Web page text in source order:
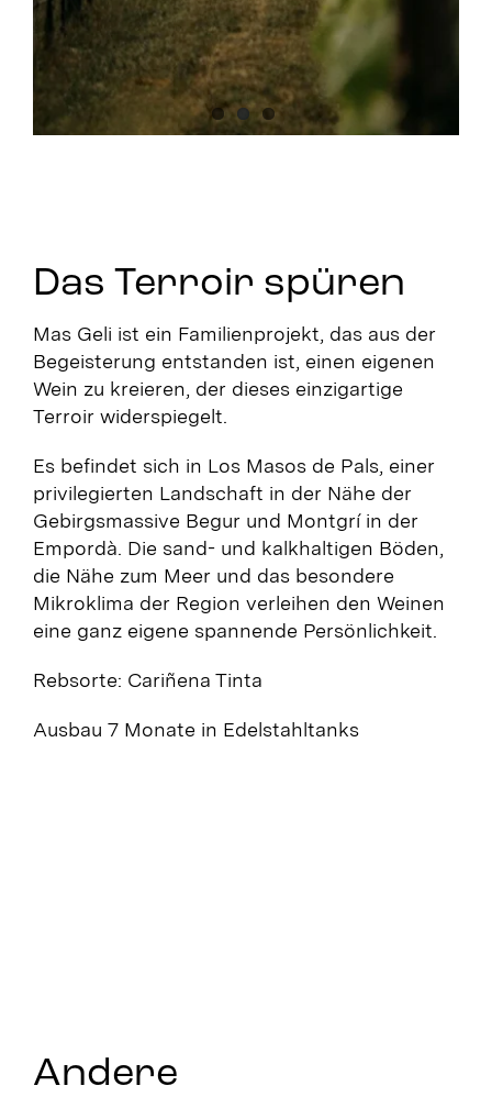
Das Terroir spüren
Mas Geli ist ein Familienprojekt, das aus der
Begeisterung entstanden ist, einen eigenen
Wein zu kreieren, der dieses einzigartige
Terroir widerspiegelt.
Es befindet sich in Los Masos de Pals, einer
privilegierten Landschaft in der Nähe der
Gebirgsmassive Begur und Montgrí in der
Empordà. Die sand- und kalkhaltigen Böden,
die Nähe zum Meer und das besondere
Mikroklima der Region verleihen den Weinen
eine ganz eigene spannende Persönlichkeit.
Rebsorte: Cariñena Tinta
Ausbau 7 Monate in Edelstahltanks
Andere